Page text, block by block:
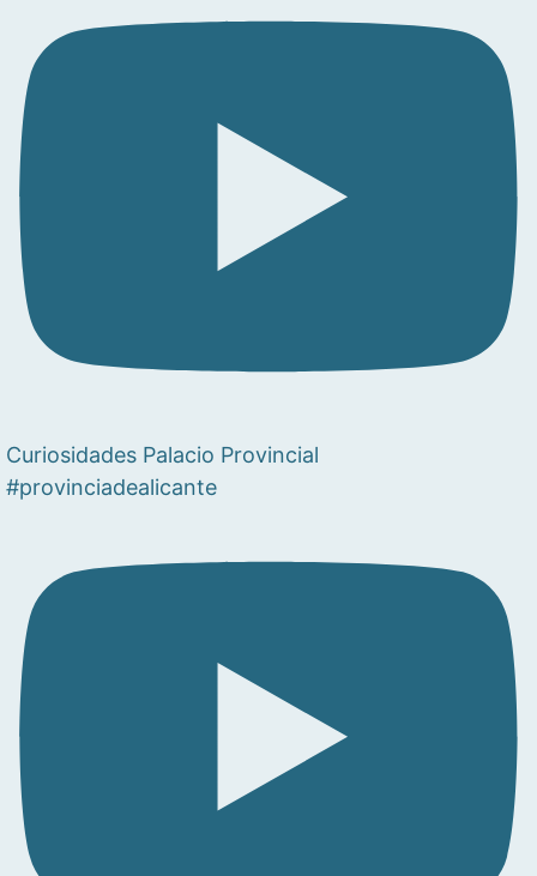
Curiosidades Palacio Provincial
#provinciadealicante